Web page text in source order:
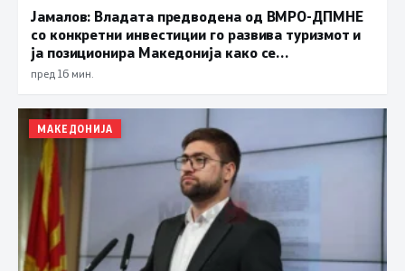
Јамалов: Владата предводена од ВМРО-ДПМНЕ
со конкретни инвестиции го развива туризмот и
ја позиционира Македонија како се
поатрактивна туристичка дестинација
пред 16 мин.
МАКЕДОНИЈА